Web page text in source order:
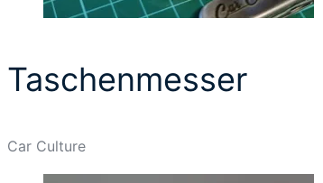
Taschenmesser
Car Culture